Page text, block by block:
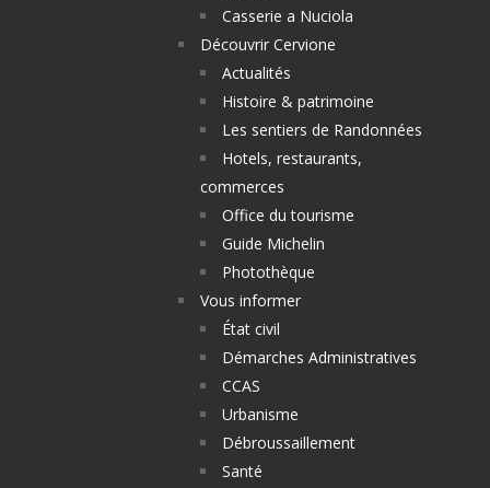
Casserie a Nuciola
Découvrir Cervione
Actualités
Histoire & patrimoine
Les sentiers de Randonnées
Hotels, restaurants,
commerces
Office du tourisme
Guide Michelin
Photothèque
Vous informer
État civil
Démarches Administratives
CCAS
Urbanisme
Débroussaillement
Santé